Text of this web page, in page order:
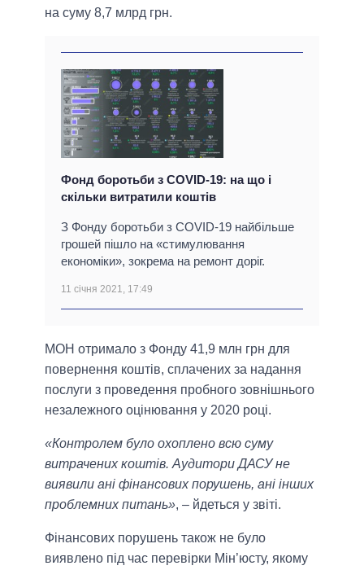
на суму 8,7 млрд грн.
Фонд боротьби з COVID-19: на що і
скільки витратили коштів
З Фонду боротьби з COVID-19 найбільше
грошей пішло на «стимулювання
економіки», зокрема на ремонт доріг.
11 січня 2021, 17:49
МОН отримало з Фонду 41,9 млн грн для
повернення коштів, сплачених за надання
послуги з проведення пробного зовнішнього
незалежного оцінювання у 2020 році.
«Контролем було охоплено всю суму
витрачених коштів. Аудитори ДАСУ не
виявили ані фінансових порушень, ані інших
проблемних питань», – йдеться у звіті.
Фінансових порушень також не було
виявлено під час перевірки Мін’юсту, якому